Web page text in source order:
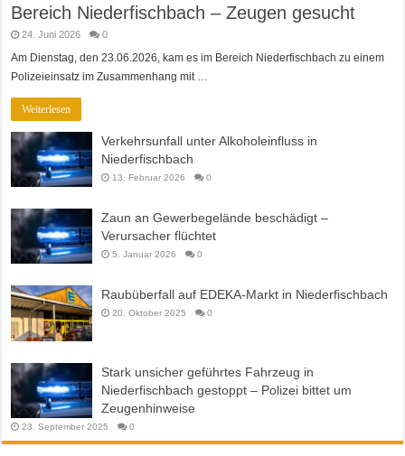
Bereich Niederfischbach – Zeugen gesucht
24. Juni 2026 0
Am Dienstag, den 23.06.2026, kam es im Bereich Niederfischbach zu einem
Polizeieinsatz im Zusammenhang mit …
Weiterlesen
Verkehrsunfall unter Alkoholeinfluss in
Niederfischbach
13. Februar 2026 0
Zaun an Gewerbegelände beschädigt –
Verursacher flüchtet
5. Januar 2026 0
Raubüberfall auf EDEKA-Markt in Niederfischbach
20. Oktober 2025 0
Stark unsicher geführtes Fahrzeug in
Niederfischbach gestoppt – Polizei bittet um
Zeugenhinweise
23. September 2025 0